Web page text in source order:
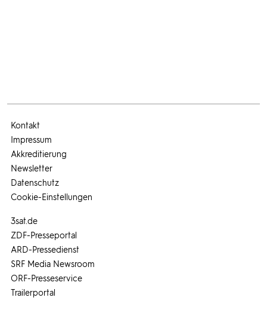
3sat.de
ZDF-Presseportal
ARD-Pressedienst
SRF Media Newsroom
ORF-Presseservice
Trailerportal
Kontakt
Impressum
Akkreditierung
Newsletter
Datenschutz
Cookie-Einstellungen